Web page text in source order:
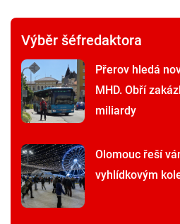
Výběr šéfredaktora
Přerov hledá
MHD. Obří
miliardy
Olomouc řeší
vyhlídkovým